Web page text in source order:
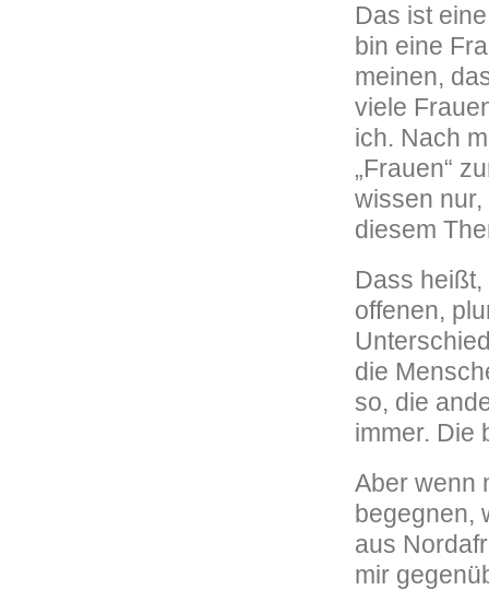
Das ist
bin eine
meinen,
viele
ich. Nach
„Frauen“
wissen
diesem
Dass
offenen,
die
so, die
immer. Die
Aber wenn
begegnen,
aus
mir